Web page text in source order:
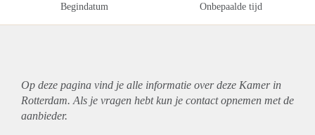
Begindatum Onbepaalde tijd
Op deze pagina vind je alle informatie over deze Kamer in
Rotterdam. Als je vragen hebt kun je contact opnemen met de
aanbieder.